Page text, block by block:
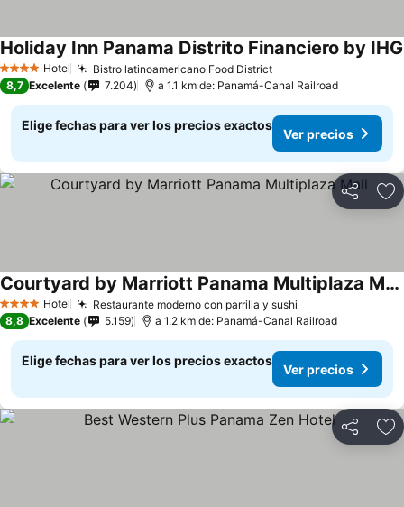
4 EstrellasHotel Bistro latinoamericano Food DistrictVer precios
Holiday Inn Panama Distrito Financiero by IHG
8,7 Excelente 7.204 a 1.1 km de: Panamá-Canal Railroad
Elige fechas para ver los precios exactos
Ver precios
Compartir
4 EstrellasHotel Restaurante moderno con parrilla y sushi
Courtyard by Marriott Panama Multiplaza Mall
Ver precios
8,8 Excelente 5.159 a 1.2 km de: Panamá-Canal Railroad
Elige fechas para ver los precios exactos
Ver precios
Compartir